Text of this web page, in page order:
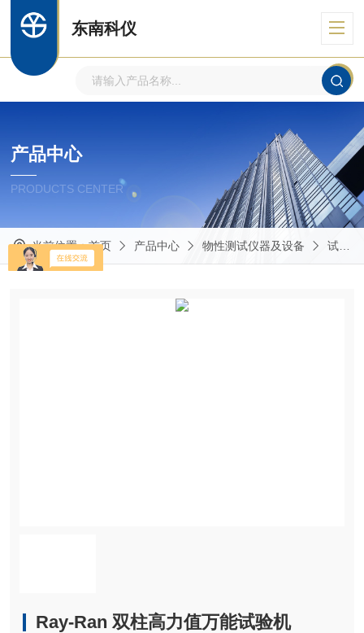
东南科仪
产品中心
PRODUCTS CENTER
当前位置：首页 产品中心 物性测试仪器及设备 试验机
Ray-Ran 双柱高力值万能试验机